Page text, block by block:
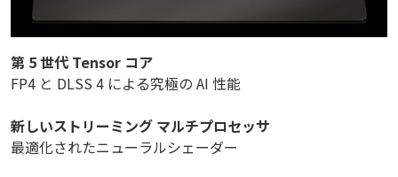
第 5 世代 Tensor コア
FP4 と DLSS 4 による究極の AI 性能
新しいストリーミング マルチプロセッサ
最適化されたニューラルシェーダー